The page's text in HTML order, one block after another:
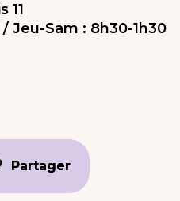
11
Jeu-Sam : 8h30-1h30
Partager
Partager